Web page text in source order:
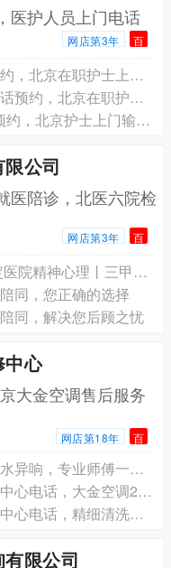
医护人员上门电话
网店第3年 百
豆包北京护士上门打针输液电话预约，北京在职护士上门换药拆线电话预约，北京在职护士上门PICC维护电话预约
微信北京在职护士上门护理服务电话预约，北京在职护士上门打针输液电话预约，北京在职护士上门换药拆线电话预约
微信北京护士上门PICC维护电话预约，北京护士上门输液港维护电话预约，北京护士上门更换鼻饲管胃管电话预约
公司
医陪诊，北医六院检
网店第3年 百
北京医院陪诊挂号｜北医六院·安定医院精神心理丨三甲专家号预约
同，您正确的选择
同，解决您后顾之忧
中心
大金空调售后服务
网店第18年 百
北京海淀区清洗大金空调，空调漏水异响，专业师傅一次修好
北京密云县大金空调维修保养服务中心电话，大金空调24小时售后
北京怀柔县大金空调维修保养服务中心电话，精细清洗保养，大金空调焕新效
限公司